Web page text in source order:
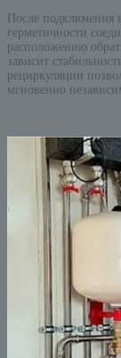
После подключения
герметичности
расположению
зависит
рециркуляции
мгновенно